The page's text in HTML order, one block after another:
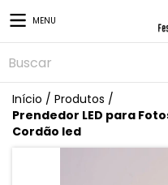
MENU
Início / Produtos /
Prendedor LED para
Cordão led